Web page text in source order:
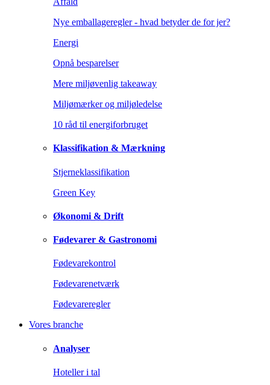
Nye emballageregler - hvad betyder de for jer?
Energi
Opnå besparelser
Mere miljøvenlig takeaway
Miljømærker og miljøledelse
10 råd til energiforbruget
Klassifikation & Mærkning
Stjerneklassifikation
Green Key
Økonomi & Drift
Fødevarer & Gastronomi
Fødevarekontrol
Fødevarenetværk
Fødevareregler
Vores branche
Analyser
Hoteller i tal